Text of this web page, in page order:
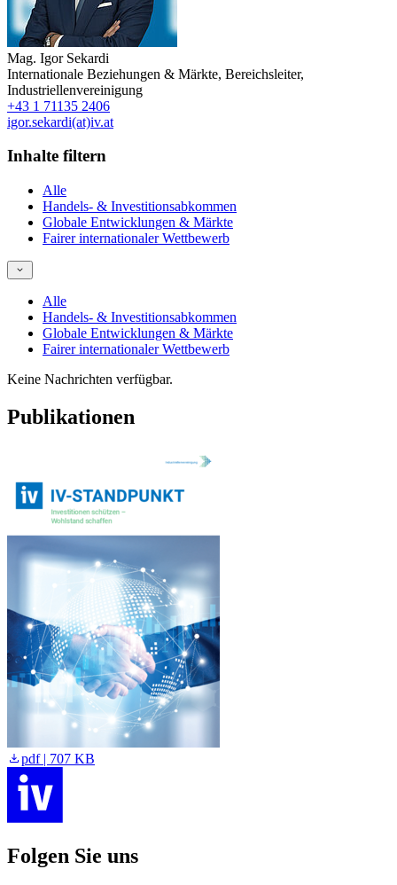
Mag. Igor Sekardi
Internationale Beziehungen & Märkte, Bereichsleiter,
Industriellenvereinigung
+43 1 71135 2406
igor.sekardi(at)iv.at
Inhalte filtern
Alle
Handels- & Investitionsabkommen
Globale Entwicklungen & Märkte
Fairer internationaler Wettbewerb
Alle
Handels- & Investitionsabkommen
Globale Entwicklungen & Märkte
Fairer internationaler Wettbewerb
Keine Nachrichten verfügbar.
Publikationen
pdf | 707 KB
Folgen Sie uns